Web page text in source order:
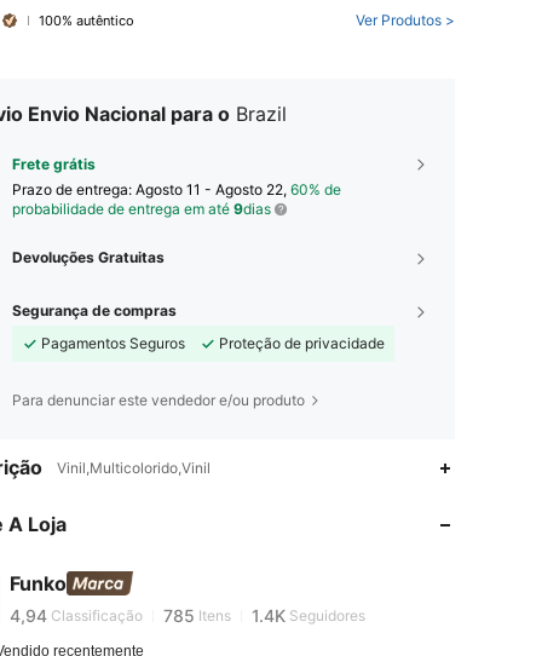
100% autêntico Ver Produtos >
Envio Nacional para o Brazil
Frete grátis
Prazo de entrega: Agosto 11 - Agosto 22, 60% de
probabilidade de entrega em até 9dias
Devoluções Gratuitas
Segurança de compras
Pagamentos Seguros
Proteção de privacidade
Para denunciar este vendedor e/ou produto
Vinil,Multicolorido,Vinil
A Loja
Funko
4,94 785
5***2está navegando
4,94 Classificação 785 Itens 1.4K Seguidores
recentemente